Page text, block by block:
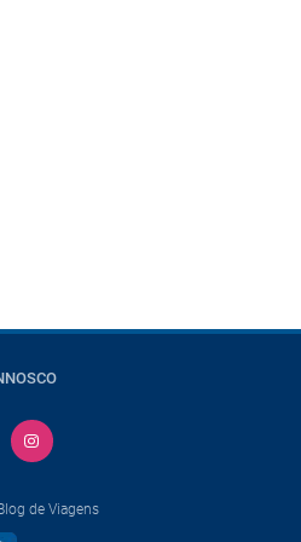
de Viagens